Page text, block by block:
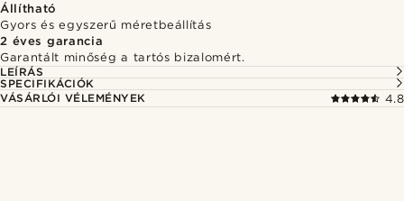
Állítható
Gyors és egyszerű méretbeállítás
2 éves garancia
Garantált minőség a tartós bizalomért.
LEÍRÁS
SPECIFIKÁCIÓK
VÁSÁRLÓI VÉLEMÉNYEK
4.8